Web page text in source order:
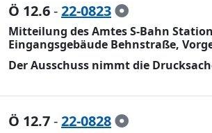
Ö 12.6-22-0823
Mitteilung des Amtes S-Bahn
Eingangsgebäude Behnstraße,
Der Ausschuss nimmt die
Ö 12.7-22-0828